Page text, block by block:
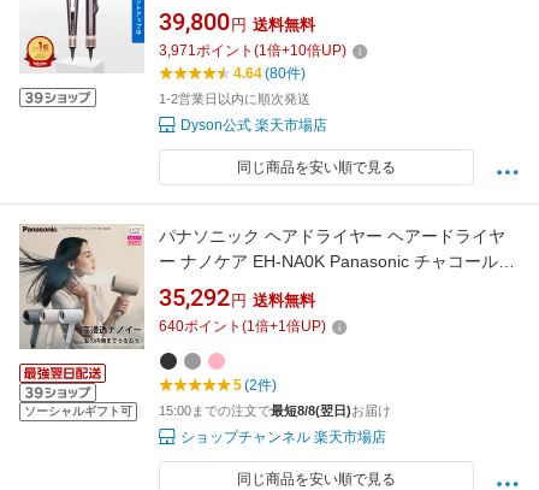
ストレートアイロン HT01JPPL ジャスパープラ
ム ダイソン公式 新品 ダイソンドライヤー ダイ
ソンエアストレート ヘアアイロン ヘアスタイ
39,800 円 送料無料
3,971ポイント (1倍+10倍UP)
4.64(80件)
1-2営業日以内に順次発送
Dyson公式 楽天市場店
同じ商品を安い順で見る
ソーシャルギフト可
パナソニック ヘアドライヤー ヘアードライヤ
ー ナノケア EH-NA0K Panasonic チャコールブ
ラック さくらピンク ミストグレー 【ショップ
チャンネル公式】
35,292 円 送料無料
640ポイント (1倍+1倍UP)
5(2件)
15:00までの注文で最短8/8(翌日)お届け
ショップチャンネル 楽天市場店
同じ商品を安い順で見る